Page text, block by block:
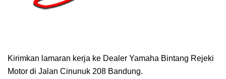
Kirimkan lamaran kerja ke Dealer Yamaha Bintang Rejeki
Motor di Jalan Cinunuk 208 Bandung.